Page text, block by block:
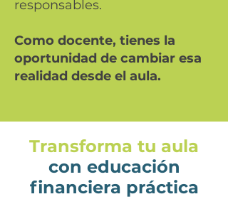
responsables.
Como docente, tienes la
oportunidad de cambiar esa
realidad desde el aula.
Transforma tu aula
con educación
financiera práctica